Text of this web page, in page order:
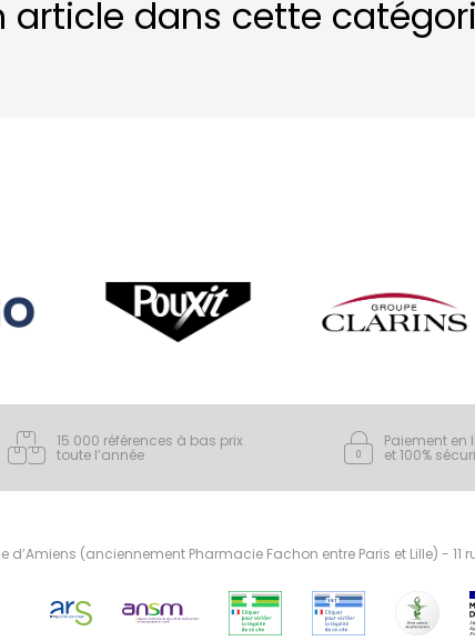
article dans cette
15 000 références à bas prix
toute l’année
Paiement en
et 100%
d’Amiens (anciennement Pharmacie Fachon entre Paris et Lille) -